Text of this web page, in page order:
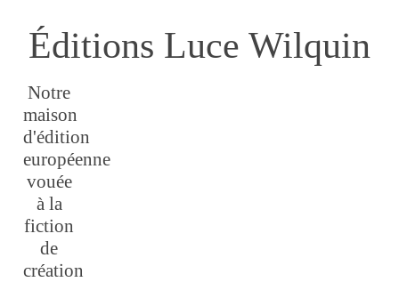
Éditions Luce Wilquin
Notre
maison
d'édition
européenne
vouée
à la
fiction
de
création